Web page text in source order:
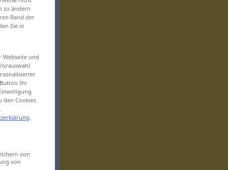
zu ändern
Rand der
Sie in
und
Ihr
den Cookies
.
von
von